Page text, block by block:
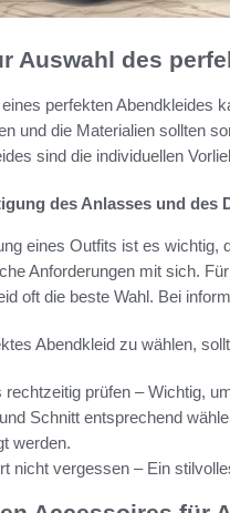
Auswahl des
perfekten Abendkleides
und die Materialien sollten
sind die individuellen
des Anlasses und des
eines Outfits ist es wichtig,
Anforderungen mit sich.
oft die beste Wahl. Bei
Abendkleid zu wählen,
rechtzeitig prüfen – Wichtig,
Schnitt entsprechend
werden.
nicht vergessen – Ein